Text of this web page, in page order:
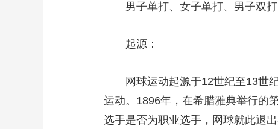
CCTV奥林匹克频道
乡村振兴 生态环境 一带一路
大国展会 大国保险 云顶对话
男子单打、女子单打、男子双
起源：
网球运动起源于12世纪至13世
运动。1896年，在希腊雅典举行的
选手是否为职业选手，网球就此退